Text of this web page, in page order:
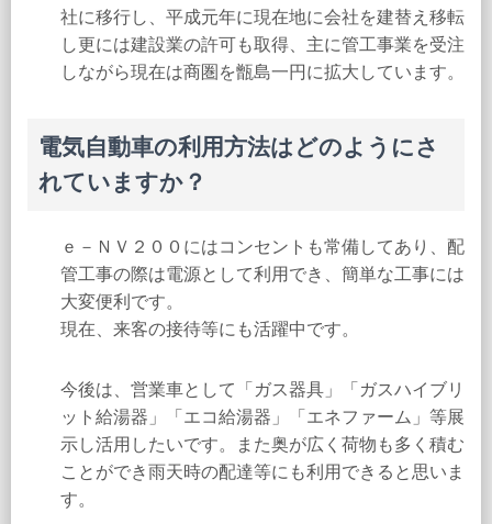
社に移行し、平成元年に現在地に会社を建替え移転
し更には建設業の許可も取得、主に管工事業を受注
しながら現在は商圏を甑島一円に拡大しています。
電気自動車の利用方法はどのようにさ
れていますか？
ｅ－ＮＶ２００にはコンセントも常備してあり、配
管工事の際は電源として利用でき、簡単な工事には
大変便利です。
現在、来客の接待等にも活躍中です。
今後は、営業車として「ガス器具」「ガスハイブリ
ット給湯器」「エコ給湯器」「エネファーム」等展
示し活用したいです。また奥が広く荷物も多く積む
ことができ雨天時の配達等にも利用できると思いま
す。